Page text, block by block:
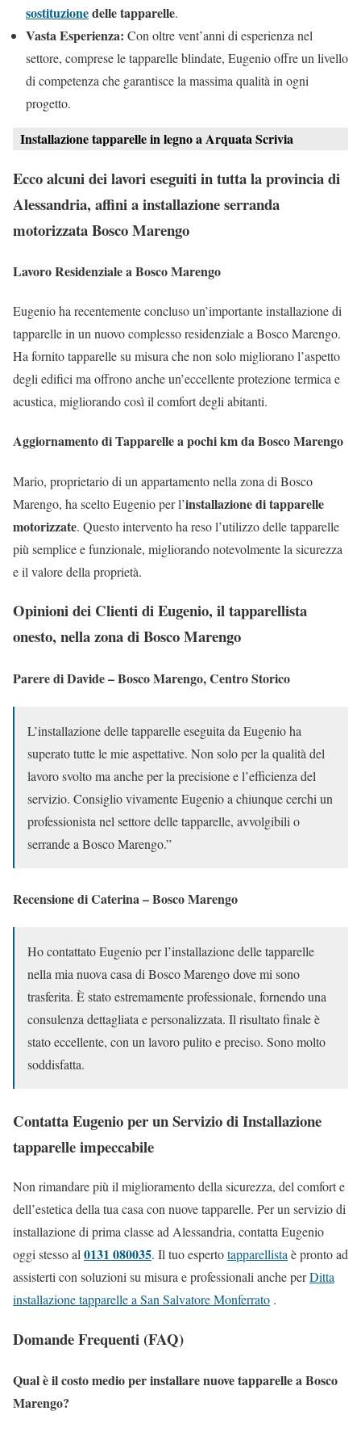
sostituzionedelle tapparelle.
Vasta Esperienza: Con oltre vent’anni di esperienza nel
settore, comprese le tapparelle blindate, Eugenio offre un livello
di competenza che garantisce la massima qualità in ogni
progetto.
Installazione tapparelle in legno a Arquata Scrivia
Ecco alcuni dei lavori eseguiti in tutta la provincia di
Alessandria, affini a installazione serranda
motorizzata Bosco Marengo
Lavoro Residenziale a Bosco Marengo
Eugenio ha recentemente concluso un’importante installazione di
tapparelle in un nuovo complesso residenziale a Bosco Marengo.
Ha fornito tapparelle su misura che non solo migliorano l’aspetto
degli edifici ma offrono anche un’eccellente protezione termica e
acustica, migliorando così il comfort degli abitanti.
Aggiornamento di Tapparelle a pochi km da Bosco Marengo
Mario, proprietario di un appartamento nella zona di Bosco
Marengo, ha scelto Eugenio per l’installazione di tapparelle
motorizzate. Questo intervento ha reso l’utilizzo delle tapparelle
più semplice e funzionale, migliorando notevolmente la sicurezza
e il valore della proprietà.
Opinioni dei Clienti di Eugenio, il tapparellista
onesto, nella zona di Bosco Marengo
Parere di Davide – Bosco Marengo, Centro Storico
L’installazione delle tapparelle eseguita da Eugenio ha
superato tutte le mie aspettative. Non solo per la qualità del
lavoro svolto ma anche per la precisione e l’efficienza del
servizio. Consiglio vivamente Eugenio a chiunque cerchi un
professionista nel settore delle tapparelle, avvolgibili o
serrande a Bosco Marengo.”
Recensione di Caterina – Bosco Marengo
Ho contattato Eugenio per l’installazione delle tapparelle
nella mia nuova casa di Bosco Marengo dove mi sono
trasferita. È stato estremamente professionale, fornendo una
consulenza dettagliata e personalizzata. Il risultato finale è
stato eccellente, con un lavoro pulito e preciso. Sono molto
soddisfatta.
Contatta Eugenio per un Servizio di Installazione
tapparelle impeccabile
Non rimandare più il miglioramento della sicurezza, del comfort e
dell’estetica della tua casa con nuove tapparelle. Per un servizio di
installazione di prima classe ad Alessandria, contatta Eugenio
oggi stesso al 0131 080035. Il tuo espertotapparellista è pronto ad
assisterti con soluzioni su misura e professionali anche perDitta
installazione tapparelle a San Salvatore Monferrato .
Domande Frequenti (FAQ)
Qual è il costo medio per installare nuove tapparelle a Bosco
Marengo?